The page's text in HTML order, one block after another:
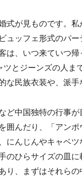
式が見ものです。
ュッフェ形式のパ
は、いつ来ていつ
ツとジーンズの人ま
な民族衣装や、派手
ど中国独特の行事
囲んだり、「アン
んじんやキャベツ
のひらサイズの皿
り、まずはそれら